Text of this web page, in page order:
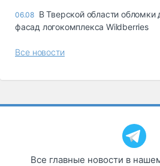
06.08 В Тверской области обломки
фасад логокомплекса Wildberries
Все новости
Все главные новости в